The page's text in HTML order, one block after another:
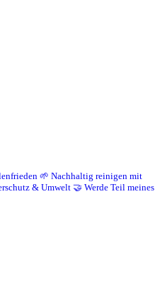
🌱 Nachhaltig reinigen mit
& Umwelt 🤝 Werde Teil meines